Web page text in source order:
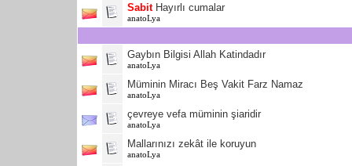
Sabit Hayırlı cumalar
anatoLya
Gaybın Bilgisi Allah Katindadır
anatoLya
Müminin Miracı Beş Vakit Farz Namaz
anatoLya
çevreye vefa müminin şiaridir
anatoLya
Mallarınızı zekât ile koruyun
anatoLya